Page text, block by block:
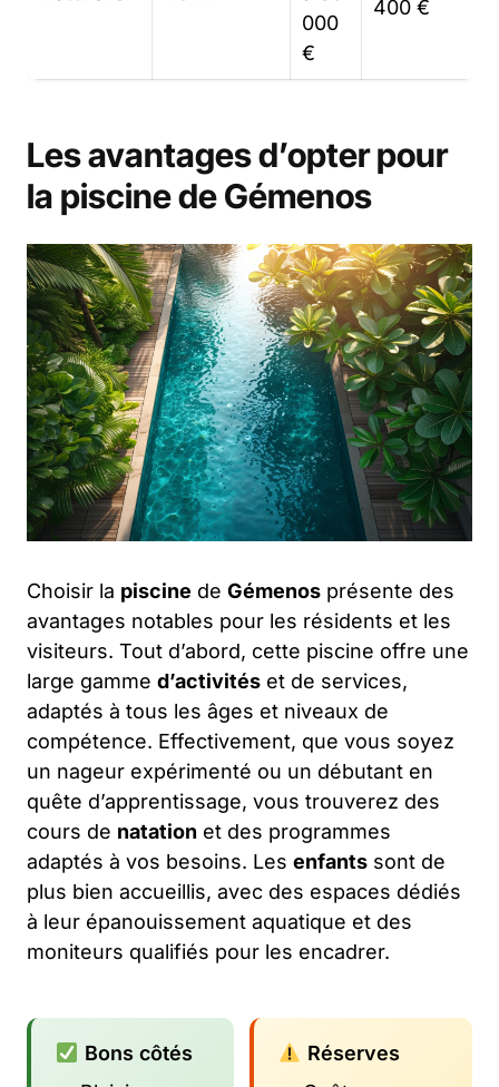
000
€
400 €
Les avantages d’opter pour
la piscine de Gémenos
Choisir la piscine de Gémenos présente des
avantages notables pour les résidents et les
visiteurs. Tout d’abord, cette piscine offre une
large gamme d’activités et de services,
adaptés à tous les âges et niveaux de
compétence. Effectivement, que vous soyez
un nageur expérimenté ou un débutant en
quête d’apprentissage, vous trouverez des
cours de natation et des programmes
adaptés à vos besoins. Les enfants sont de
plus bien accueillis, avec des espaces dédiés
à leur épanouissement aquatique et des
moniteurs qualifiés pour les encadrer.
Bons côtés
Réserves